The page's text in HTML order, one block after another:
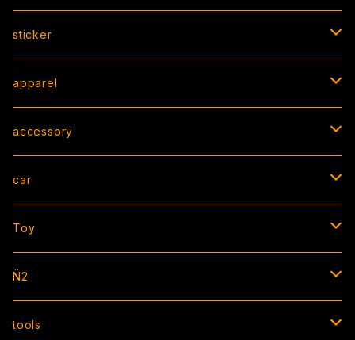
sticker
BOX sticker
peeking sticker
die cut / square / other
cutting
apparel
T-shirt
hoodie/sweat
jacket
CAP
socks
accessory
strap
bracelet
necklace
ring
car
AIR FRESHENER
license flame
ZIP TIE
Toy
ソフビ
N̈2
apparel
tools